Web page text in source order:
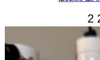
2